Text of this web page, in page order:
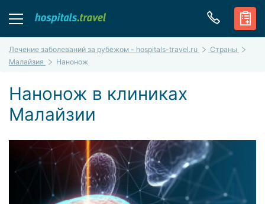
Лечение заболеваний за рубежом - hospitals-travel.ru
Страны
Малайзия
Нанонож
Нанонож в клиниках
Малайзии